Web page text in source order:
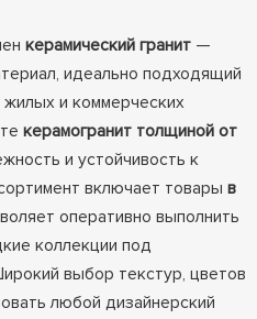
керамический гранит—
идеально подходящий
и коммерческих
керамогранит толщиной от
и устойчивость к
включает товары в
оперативно выполнить
коллекции под
выбор текстур, цветов
любой дизайнерский